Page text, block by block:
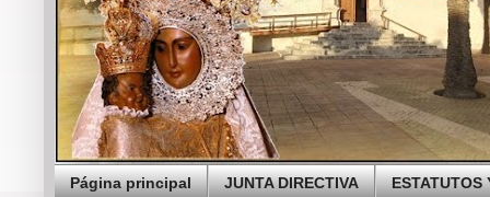
Página principal JUNTA DIRECTIVA ESTATUTOS